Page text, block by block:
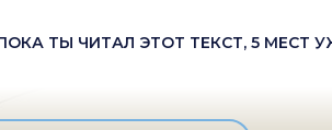
ЭТОТ ТЕКСТ, 5 МЕСТ УЖЕ